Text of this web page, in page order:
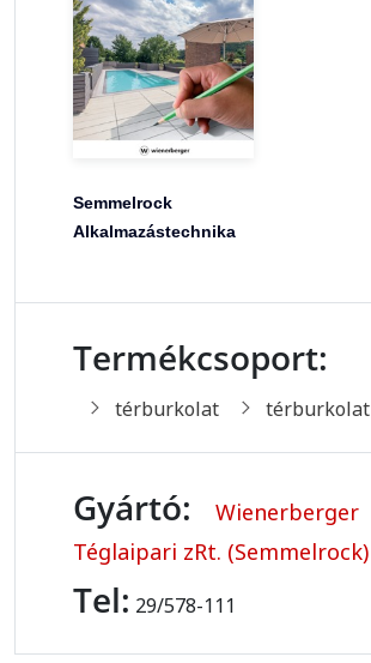
Semmelrock
Alkalmazástechnika
Termékcsoport:
térburkolat térburkolat
Gyártó:
Wienerberger
Téglaipari zRt. (Semmelrock)
Tel: 29/578-111